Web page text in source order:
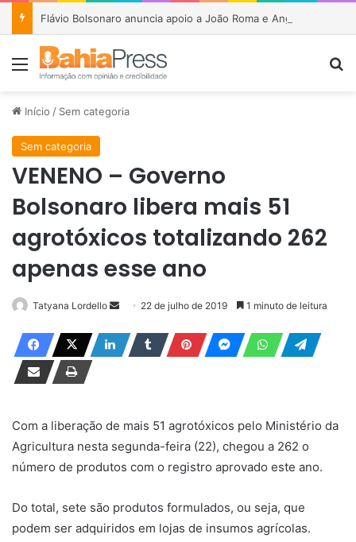
Menu
Início / Sem categoria
Sem categoria
VENENO – Governo
Bolsonaro libera mais 51
agrotóxicos totalizando 262
apenas esse ano
Tatyana Lordello
m
i
l
22 de julho de 2019 1 minuto de leitura
Com a liberação de mais 51 agrotóxicos pelo Ministério da
Agricultura nesta segunda-feira (22), chegou a 262 o
número de produtos com o registro aprovado este ano.
Do total, sete são produtos formulados, ou seja, que
podem ser adquiridos em lojas de insumos agrícolas.